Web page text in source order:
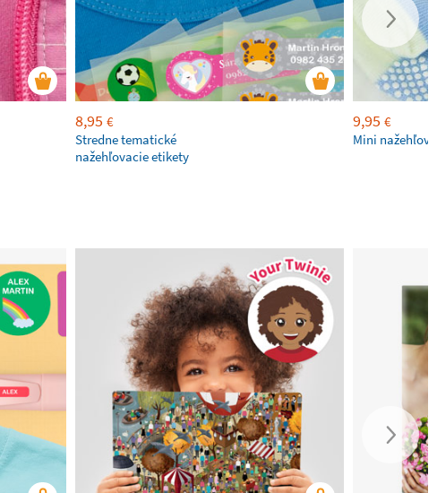
8,95 €
Stredne tematické
nažehľovacie etikety
9,95 €
Mini